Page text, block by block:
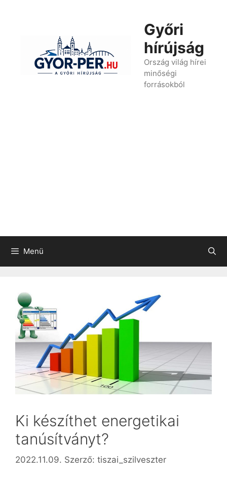
Győri
hírújság
Ország világ hírei
minőségi
forrásokból
Menü
Ki készíthet energetikai
tanúsítványt?
2022.11.09. Szerző: tiszai_szilveszter